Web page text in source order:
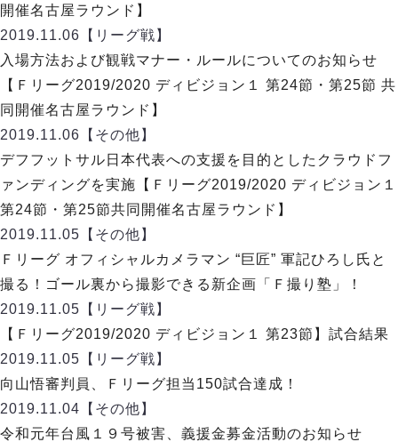
メットライフ生命Ｆリーグカップ 2026
試合日程・結果
大会概要
アリーナ情報
チケット情報
過去の記録
リガーレヴィア葛飾
Y．S．C．C．横浜
ヴィンセドール白山
アグレミーナ浜松
デウソン神戸
ポルセイド浜田
ミラクルスマイル新居浜
記念ゴール
ハットトリック
担当審判員
選手の通算記録（Ｆ１）
エスポラーダ北海道
バルドラール浦安
フウガドールすみだ
しながわシティ
立川アスレティックFC
ペスカドーラ町田
湘南ベルマーレ
ボアルース長野
名古屋オーシャンズ
シュライカー大阪
ボルクバレット北九州
バサジィ大分
DIVISION 02
FOLLOW US!
開催名古屋ラウンド】
2019.11.06 【リーグ戦】
入場方法および観戦マナー・ルールについてのお知らせ
【Ｆリーグ2019/2020 ディビジョン１ 第24節・第25節 共
同開催名古屋ラウンド】
2019.11.06 【その他】
デフフットサル日本代表への支援を目的としたクラウドフ
ァンディングを実施【Ｆリーグ2019/2020 ディビジョン１
第24節・第25節共同開催名古屋ラウンド】
2019.11.05 【その他】
Ｆリーグ オフィシャルカメラマン “巨匠” 軍記ひろし氏と
撮る！ゴール裏から撮影できる新企画「Ｆ撮り塾」！
2019.11.05 【リーグ戦】
【Ｆリーグ2019/2020 ディビジョン１ 第23節】試合結果
2019.11.05 【リーグ戦】
向山悟審判員、Ｆリーグ担当150試合達成！
2019.11.04 【その他】
令和元年台風１９号被害、義援金募金活動のお知らせ